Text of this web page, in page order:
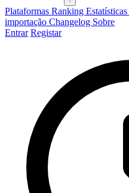
Plataformas Ranking Estatísticas
importação Changelog Sobre
Entrar Registar